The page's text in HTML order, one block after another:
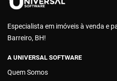
Especialista em imóveis à venda e
Barreiro, BH!
A UNIVERSAL SOFTWARE
Quem Somos